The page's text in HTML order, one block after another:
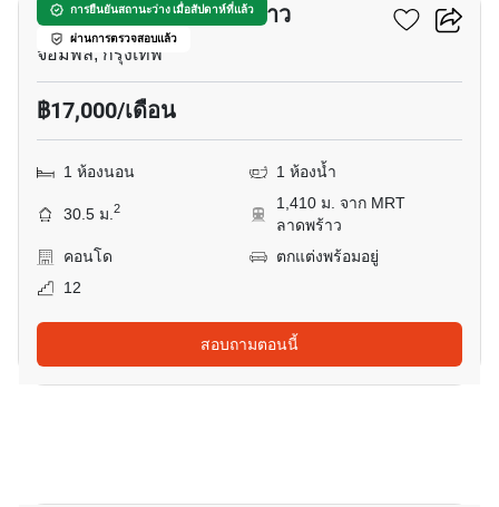
การยืนยันสถานะว่าง เมื่อสัปดาห์ที่แล้ว
ผ่านการตรวจสอบแล้ว
นิว โนเบิล รัชดา ลาดพร้าว
จอมพล, กรุงเทพ
฿17,000/เดือน
1 ห้องนอน 1 ห้องน้ำ
30.5 ม.2
1,410 ม. จาก MRT
ลาดพร้าว
คอนโด
ตกแต่งพร้อมอยู่
12
สอบถามตอนนี้